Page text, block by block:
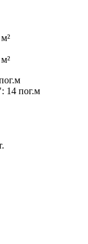
14 пог.м